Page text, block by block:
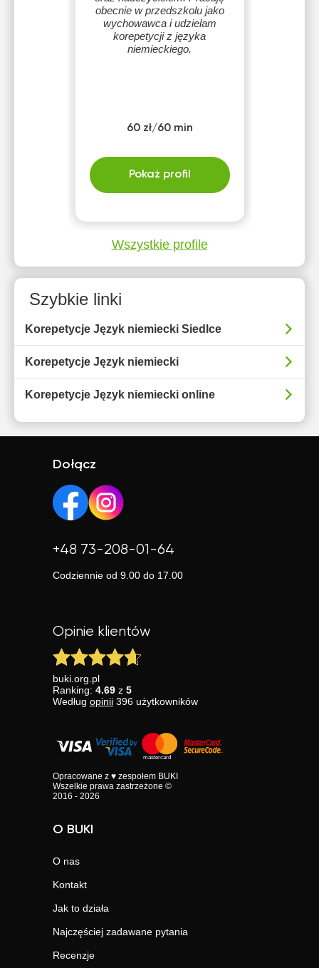
obecnie w przedszkolu jako
wychowawca i udzielam
korepetycji z języka
niemieckiego.
60 zł/60 min
Pokaż profil
Wszystkie profile
Szybkie linki
Korepetycje Język niemiecki Siedlce
Korepetycje Język niemiecki
Korepetycje Język niemiecki online
Dołącz
+48 73-208-01-64
Codziennie od 9.00 do 17.00
Opinie klientów
buki.org.pl
Ranking: 4.69 z 5
Według opinii 396 użytkowników
Opracowane z ♥ zespołem BUKI
Wszelkie prawa zastrzeżone ©
2016 - 2026
O BUKI
O nas
Kontakt
Jak to działa
Najczęściej zadawane pytania
Recenzje